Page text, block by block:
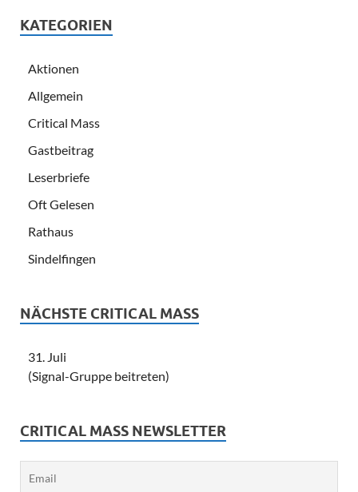
KATEGORIEN
Aktionen
Allgemein
Critical Mass
Gastbeitrag
Leserbriefe
Oft Gelesen
Rathaus
Sindelfingen
NÄCHSTE CRITICAL MASS
31. Juli
(Signal-Gruppe beitreten)
CRITICAL MASS NEWSLETTER